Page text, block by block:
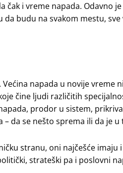
čak i vreme napada. Odavno
budu na svakom mestu,
napada u novije vreme
čine ljudi različitih
prodor u sistem,
da se nešto sprema ili da je u
stranu, oni najčešće imaju
strateški pa i poslovni